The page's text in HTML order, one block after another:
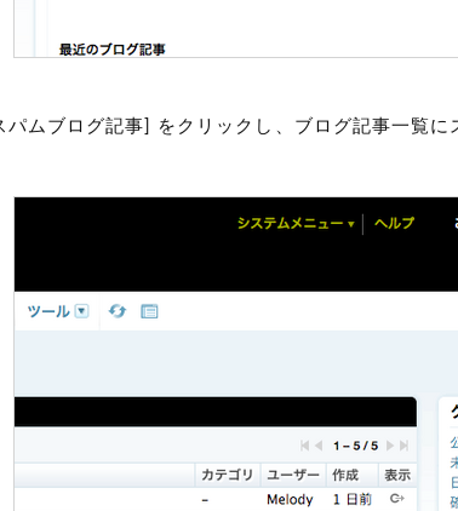
ムブログ記事] をクリックし、ブログ記事一覧に